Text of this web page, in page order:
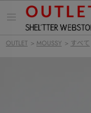
ー
OUTLET > MOUSSY > すべて